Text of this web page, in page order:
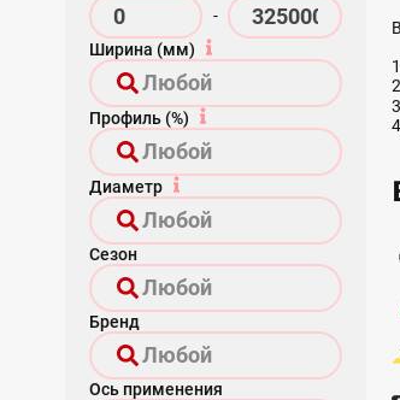
-
Ширина (мм)
Профиль (%)
Диаметр
Сезон
Бренд
Ось применения